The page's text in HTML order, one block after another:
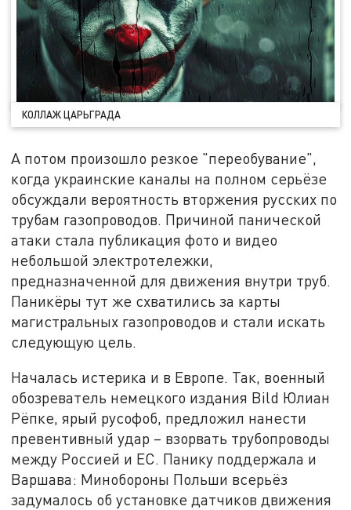
КОЛЛАЖ ЦАРЬГРАДА
А потом произошло резкое "переобувание",
когда украинские каналы на полном серьёзе
обсуждали вероятность вторжения русских по
трубам газопроводов. Причиной панической
атаки стала публикация фото и видео
небольшой электротележки,
предназначенной для движения внутри труб.
Паникёры тут же схватились за карты
магистральных газопроводов и стали искать
следующую цель.
Началась истерика и в Европе. Так, военный
обозреватель немецкого издания Bild Юлиан
Рёпке, ярый русофоб, предложил нанести
превентивный удар – взорвать трубопроводы
между Россией и ЕС. Панику поддержала и
Варшава: Минобороны Польши всерьёз
задумалось об установке датчиков движения